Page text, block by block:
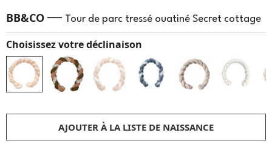
BB&CO — Tour de parc tressé ouatiné Secret cottage
Choisissez votre déclinaison
AJOUTER À LA LISTE DE NAISSANCE